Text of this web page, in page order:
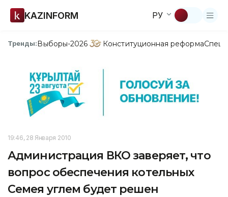
KAZINFORM РУ
Тренды:Выборы-2026 Конституционная реформа
19:46, 28 Января 2010
Администрация ВКО заверяет, что
вопрос обеспечения котельных
Семея углем будет решен